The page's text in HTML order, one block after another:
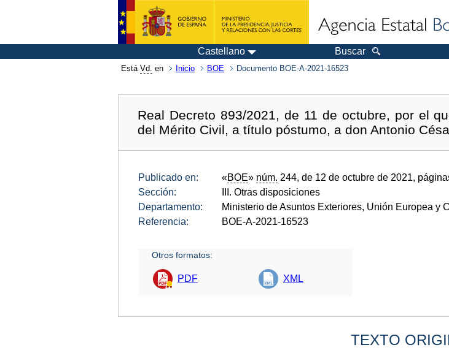
Castellano Buscar
Está Vd. en Inicio BOE Documento BOE-A-2021-16523
Real Decreto 893/2021, de 11 de octubre, por el
del Mérito Civil, a título póstumo, a don Antonio
Publicado en: «BOE» núm. 244, de 12 de octubre de 2021,
Sección:
III. Otras disposiciones
Departamento:
Ministerio de Asuntos Exteriores, Unión Europea y
Referencia:
BOE-A-2021-16523
Otros formatos:
PDF XML
TEXTO